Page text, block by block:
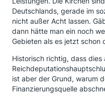
Deutschlands, gerade im
nicht außer Acht lassen.
dann hätte man ein noch
Gebieten als es jetzt schon
Historisch richtig, dass dies
ist aber der Grund, warum
Finanzierungsquelle